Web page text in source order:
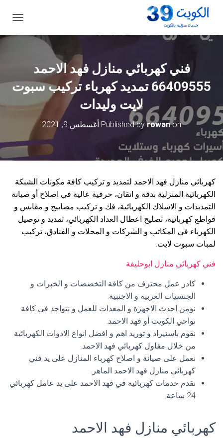
ب
ل
ت
فني كهربائي منازل فهد الاحمد
66409555 تمديد كهرباء تركيب سبوت
لايت وليدات
Published byrowanon أغسطس 9, 2021
كهربائي منازل فهد الاحمد لتمديد و تركيب كافة مكونات الشبكة
الكهربائية المنزلية بدقة و اتقان، حرفية عالية في اصلاح أو صيانة
التمديدات و الاسلاك الكهربائية، فك و تركيب مصابيح و مقابس و
قواطع كهربائية، تصليح اعطال العداد الكهربائي، تمديد و توصيل
الكهرباء في المكاتب و الشركات و المحلات و الفنادق، تركيب
لمبات سبوت لايت.
فني كهربائي منازل ابوحليفة
كادر عمل محترف من كافة التخصصات و الخبرات و
الجنسيات العربية و الاجنبية.
نؤمن احدث الاجهزة و المعدات للعمل و نتواجد في كافة
نواحي الكويت أو فهد الاحمد.
نقوم باستيراد و توريد اهم و افضل انواع الادوات الكهربائية
من خلال مقاول كهربائي فهد الاحمد.
نعمل على صيانة و اصلاح كهرباء المنازل على يد فني
كهربائي منازل فهد الاحمد الماهر.
نقدم خدمات كهربائية في فهد الاحمد على يد عامل كهربائي
24 ساعة.
كهربائي منازل فهد الاحمد